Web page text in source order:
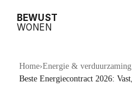
BEWUST
WONEN
Home›Energie & verduurzaming
Beste Energiecontract 2026: